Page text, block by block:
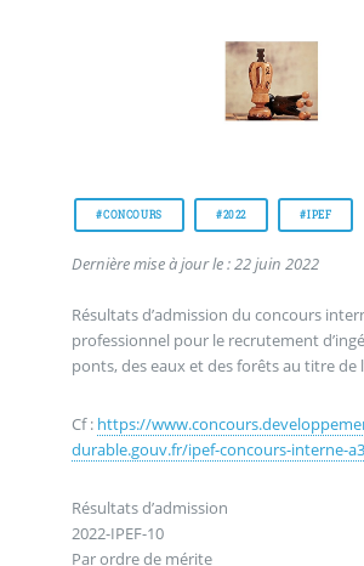
#CONCOURS #2022 #IPEF
Dernière mise à jour le : 22 juin 2022
Résultats d’admission du concours
professionnel pour le recrutement
ponts, des eaux et des forêts au titre de
Cf : https://
durable.gouv.fr/ipef-concours-interne-
Résultats d’admission
2022-IPEF-10
Par ordre de mérite